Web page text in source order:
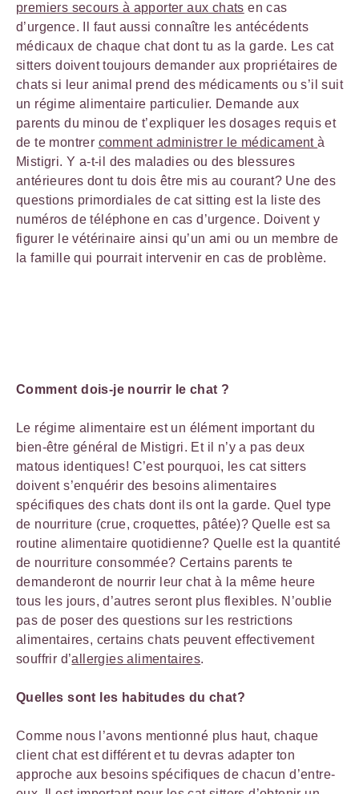
premiers secours à apporter aux chats en cas
d’urgence. Il faut aussi connaître les antécédents
médicaux de chaque chat dont tu as la garde. Les cat
sitters doivent toujours demander aux propriétaires de
chats si leur animal prend des médicaments ou s’il suit
un régime alimentaire particulier. Demande aux
parents du minou de t’expliquer les dosages requis et
de te montrer comment administrer le médicamentà
Mistigri. Y a-t-il des maladies ou des blessures
antérieures dont tu dois être mis au courant? Une des
questions primordiales de cat sitting est la liste des
numéros de téléphone en cas d’urgence. Doivent y
figurer le vétérinaire ainsi qu’un ami ou un membre de
la famille qui pourrait intervenir en cas de problème.
Comment dois-je nourrir le chat ?
Le régime alimentaire est un élément important du
bien-être général de Mistigri. Et il n’y a pas deux
matous identiques! C’est pourquoi, les cat sitters
doivent s’enquérir des besoins alimentaires
spécifiques des chats dont ils ont la garde. Quel type
de nourriture (crue, croquettes, pâtée)? Quelle est sa
routine alimentaire quotidienne? Quelle est la quantité
de nourriture consommée? Certains parents te
demanderont de nourrir leur chat à la même heure
tous les jours, d’autres seront plus flexibles. N’oublie
pas de poser des questions sur les restrictions
alimentaires, certains chats peuvent effectivement
souffrir d’allergies alimentaires.
Quelles sont les habitudes du chat?
Comme nous l’avons mentionné plus haut, chaque
client chat est différent et tu devras adapter ton
approche aux besoins spécifiques de chacun d’entre-